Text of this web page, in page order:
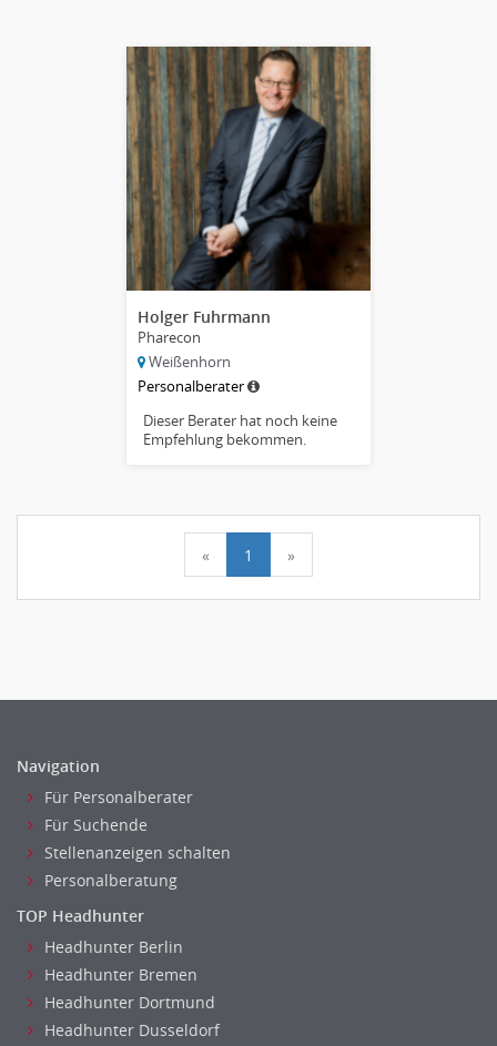
Holger Fuhrmann
Pharecon
Weißenhorn
Personalberater
Dieser Berater hat noch keine
Empfehlung bekommen.
« 1 »
Navigation
Für Personalberater
Für Suchende
Stellenanzeigen schalten
Personalberatung
TOP Headhunter
Headhunter Berlin
Headhunter Bremen
Headhunter Dortmund
Headhunter Dusseldorf